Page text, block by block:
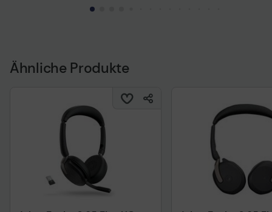
Ähnliche Produkte